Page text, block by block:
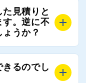
ネクト事務局へご
理を全面的にフォ
ご相談ください。
ますので、プラス
時屋根コネクトに
にお申し付けくだ
見積りと
す。逆に不
うか？
の内訳に不透明な
０万円以上の差が
るのでし